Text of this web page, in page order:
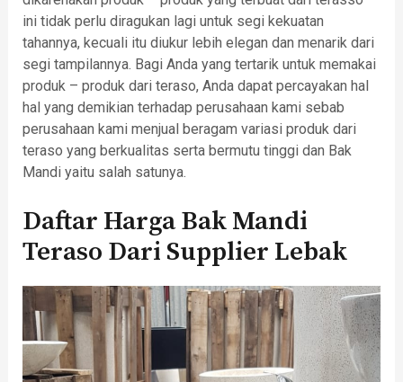
ini tidak perlu diragukan lagi untuk segi kekuatan
tahannya, kecuali itu diukur lebih elegan dan menarik dari
segi tampilannya. Bagi Anda yang tertarik untuk memakai
produk – produk dari teraso, Anda dapat percayakan hal
hal yang demikian terhadap perusahaan kami sebab
perusahaan kami menjual beragam variasi produk dari
teraso yang berkualitas serta bermutu tinggi dan Bak
Mandi yaitu salah satunya.
Daftar Harga Bak Mandi
Teraso Dari Supplier Lebak